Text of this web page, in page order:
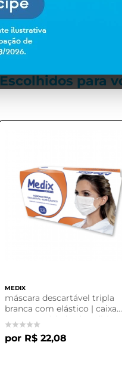
Escolhidos para
MEDIX
máscara descartável tripla
branca com elástico | caixa
com 50 unidades (medix)
R$ 22,08